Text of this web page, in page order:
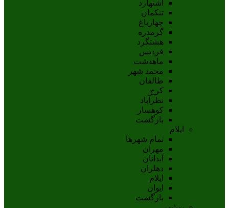
اشتهارد
تنکمان
چهارباغ
گرمدره
هشتگرد
فردیس
ماهدشت
محمد شهر
طالقان
کرج
نظرآباد
کوهسار
بازگشت
ایلام
تمام شهر‌ها
مهران
آبدانان
دهلران
ايلام
ايوان
بازگشت